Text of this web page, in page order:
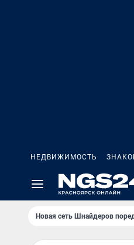
НЕДВИЖИМОСТЬ
Новая сеть Шнайдеров